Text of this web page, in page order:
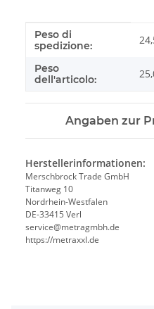
Peso di
spedizione:
Peso
dell'articolo:
Angaben zur
Herstellerinformationen:
Merschbrock Trade GmbH
Titanweg 10
Nordrhein-Westfalen
DE-33415 Verl
service@metragmbh.de
https://metraxxl.de